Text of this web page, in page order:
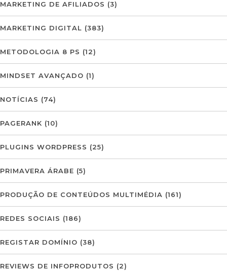
MARKETING DE AFILIADOS (3)
MARKETING DIGITAL (383)
METODOLOGIA 8 PS (12)
MINDSET AVANÇADO (1)
NOTÍCIAS (74)
PAGERANK (10)
PLUGINS WORDPRESS (25)
PRIMAVERA ÁRABE (5)
PRODUÇÃO DE CONTEÚDOS MULTIMÉDIA (161)
REDES SOCIAIS (186)
REGISTAR DOMÍNIO (38)
REVIEWS DE INFOPRODUTOS (2)